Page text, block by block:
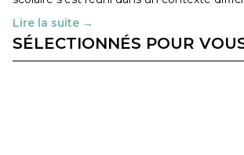
Lire la suite →
SÉLECTIONNÉS POUR